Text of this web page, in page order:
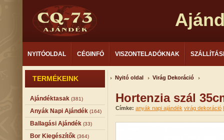
NYITÓOLDAL CÉGINFÓ VISZONTELADÓKNAK
TERMÉKEINK
Ajándéktasak (381)
Anyák Napi Ajándék (164)
Ballagási Ajándék (33)
Bor Kiegészítők (364)
Nyitó oldal Virág Dekoráció
Hortenzia szál
Címke: anyák napi ajándék virág dekoráció